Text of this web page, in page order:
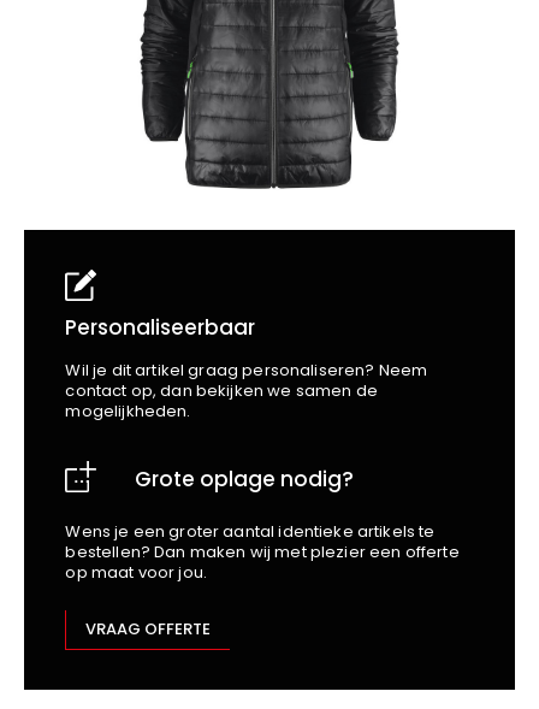
BusinessWellness Kapper
Beechfield
Blakläder
Claude
CrossHatch
Edge Safety
Harvest
Heckel
Hydrowear
Jassz
Kariban
M-Safe
OXXA
Premier
Personaliseerbaar
Wil je dit artikel graag personaliseren? Neem
contact op, dan bekijken we samen de
mogelijkheden.
Grote oplage nodig?
Wens je een groter aantal identieke artikels te
bestellen? Dan maken wij met plezier een offerte
op maat voor jou.
VRAAG OFFERTE